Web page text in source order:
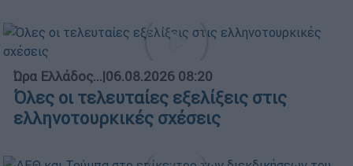
Ώρα Ελλάδος...|06.08.2026 08:20
Όλες οι τελευταίες εξελίξεις στις
ελληνοτουρκικές σχέσεις